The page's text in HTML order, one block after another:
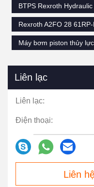
BTPS Rexroth
Rexroth A2FO 28
Máy bơm piston thủy
Liên lạc
Liên lạc:
Điện thoại:
Liên